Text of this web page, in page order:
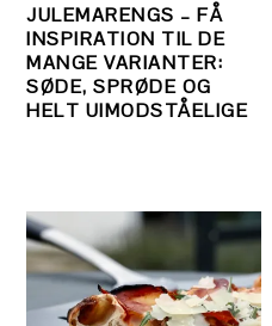
JULEMARENGS – FÅ
INSPIRATION TIL DE
MANGE VARIANTER:
SØDE, SPRØDE OG
HELT UIMODSTÅELIGE